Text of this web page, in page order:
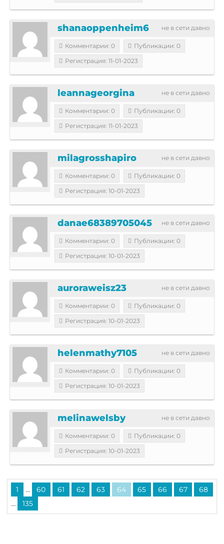
не в сети давно
shanaoppenheim6
Комментарии: 0
Публикации: 0
Регистрация: 11-01-2023
не в сети давно
leannageorgina
Комментарии: 0
Публикации: 0
Регистрация: 11-01-2023
не в сети давно
milagrosshapiro
Комментарии: 0
Публикации: 0
Регистрация: 10-01-2023
не в сети давно
danae68389705045
Комментарии: 0
Публикации: 0
Регистрация: 10-01-2023
не в сети давно
auroraweisz23
Комментарии: 0
Публикации: 0
Регистрация: 10-01-2023
не в сети давно
helenmathy7105
Комментарии: 0
Публикации: 0
Регистрация: 10-01-2023
не в сети давно
melinawelsby
Комментарии: 0
Публикации: 0
Регистрация: 10-01-2023
1 ... 60 61 62 63 64 65 66 67 68
... 135